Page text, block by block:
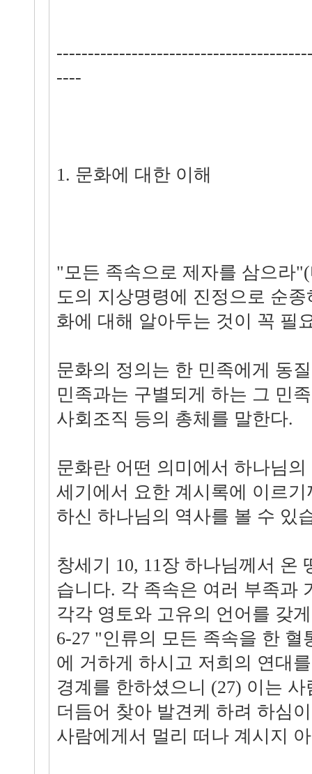
----
1. 문화에 대한 이해
"모든 족속으로 제자를 삼으라
도의 지상명령에 진정으로 순
화에 대해 알아두는 것이 꼭 필
문화의 정의는 한 민족에게 동
민족과는 구별되게 하는 그 민
사회조직 등의 총체를 말한다.
문화란 어떤 의미에서 하나님
세기에서 요한 계시록에 이르
하신 하나님의 역사를 볼 수 있
창세기 10, 11장 하나님께서 온
습니다. 각 족속은 여러 부족과
각각 영토와 고유의 언어를 갖
6-27 "인류의 모든 족속을 한 혈
에 거하게 하시고 저희의 연대
경계를 한하셨으니 (27) 이는
더듬어 찾아 발견케 하려 하심
사람에게서 멀리 떠나 계시지